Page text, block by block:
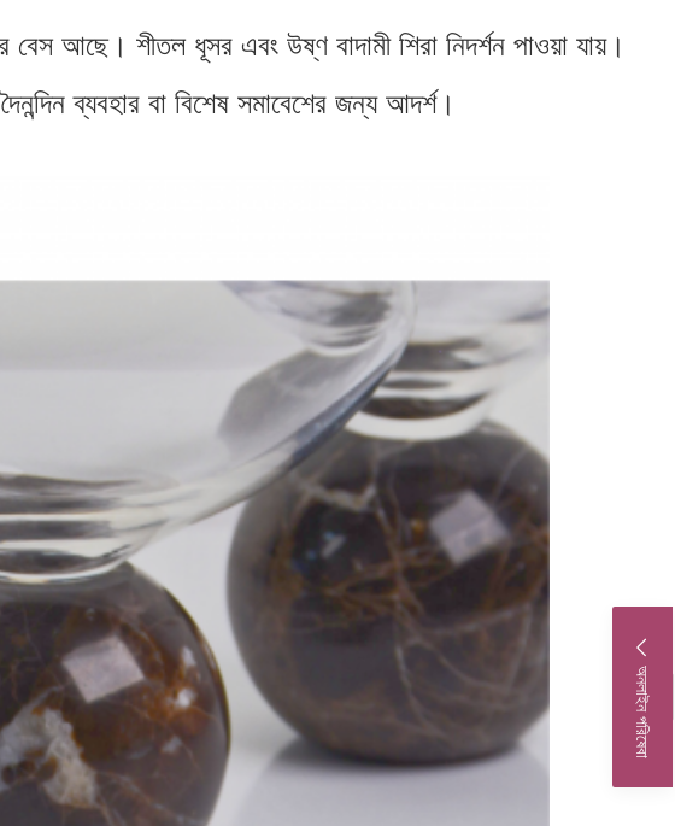
অনলাইন পরিষেবা
আছে। শীতল ধূসর এবং উষ্ণ বাদামী শিরা নিদর্শন পাওয়া যায়।
ব্যবহার বা বিশেষ সমাবেশের জন্য আদর্শ।